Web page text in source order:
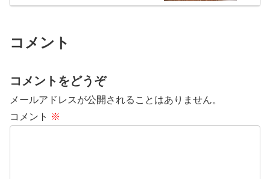
コメント
コメントをどうぞ
メールアドレスが公開されることはありません。
コメント ※